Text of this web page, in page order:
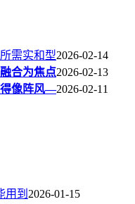
需实和型2026-02-14
合为焦点2026-02-13
得像阵风—2026-02-11
用到 2026-01-15